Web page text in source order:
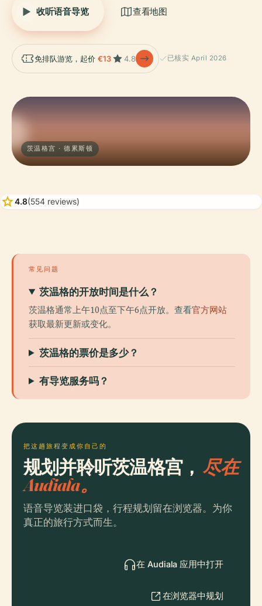
收听语音导览 查看地图
免排队游览，起价 €13 4.8 已核实 April 2026
茨温格宫 · 德累斯顿
star4.8(554 reviews)
常见问题
茨温格的开放时间是什么？
茨温格通常上午10点至下午6点开放。查看官方网站
获取最新更新或变化。
茨温格的票价是多少？
有导览服务吗？
把这趟旅程变成你自己的
规划并聆听茨温格宫，尽在
Audiala。
语音导览装进口袋，行程规划留在浏览器。为你
真正的旅行方式而生。
在 Audiala 应用中打开
在浏览器中规划